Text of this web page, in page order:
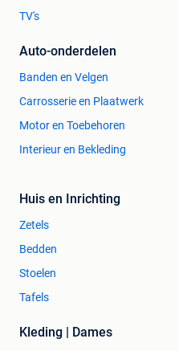
TV's
Auto-onderdelen
Banden en Velgen
Carrosserie en Plaatwerk
Motor en Toebehoren
Interieur en Bekleding
Huis en Inrichting
Zetels
Bedden
Stoelen
Tafels
Kleding | Dames